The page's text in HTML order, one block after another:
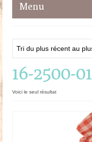
Menu
Maileg
Poupées
Doudous
Mobilier &
16-2500-01
Voici le seul résultat